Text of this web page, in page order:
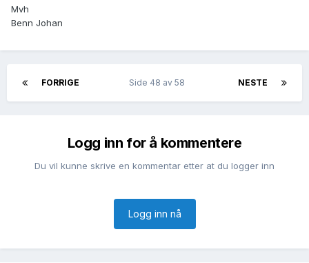
Mvh
Benn Johan
FORRIGE NESTE
Side 48 av 58
Logg inn for å kommentere
Du vil kunne skrive en kommentar etter at du logger inn
Logg inn nå